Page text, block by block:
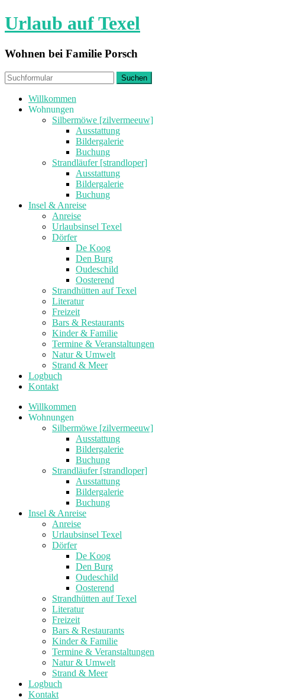
Urlaub auf Texel
Wohnen bei Familie Porsch
Willkommen
Wohnungen
Silbermöwe [zilvermeeuw]
Ausstattung
Bildergalerie
Buchung
Strandläufer [strandloper]
Ausstattung
Bildergalerie
Buchung
Insel & Anreise
Anreise
Urlaubsinsel Texel
Dörfer
De Koog
Den Burg
Oudeschild
Oosterend
Strandhütten auf Texel
Literatur
Freizeit
Bars & Restaurants
Kinder & Familie
Termine & Veranstaltungen
Natur & Umwelt
Strand & Meer
Logbuch
Kontakt
Willkommen
Wohnungen
Silbermöwe [zilvermeeuw]
Ausstattung
Bildergalerie
Buchung
Strandläufer [strandloper]
Ausstattung
Bildergalerie
Buchung
Insel & Anreise
Anreise
Urlaubsinsel Texel
Dörfer
De Koog
Den Burg
Oudeschild
Oosterend
Strandhütten auf Texel
Literatur
Freizeit
Bars & Restaurants
Kinder & Familie
Termine & Veranstaltungen
Natur & Umwelt
Strand & Meer
Logbuch
Kontakt